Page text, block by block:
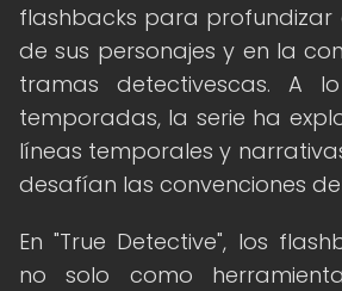
flashbacks para profundizar
de sus personajes y en la
tramas detectivescas. A
temporadas, la serie ha
líneas temporales y
desafían las convenciones
En "True Detective", los
no solo como